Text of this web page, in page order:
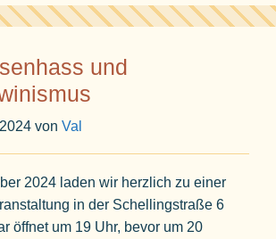
und
von Val
2024 laden wir herzlich zu einer
in der Schellingstraße 6
öffnet um 19 Uhr, bevor um 20